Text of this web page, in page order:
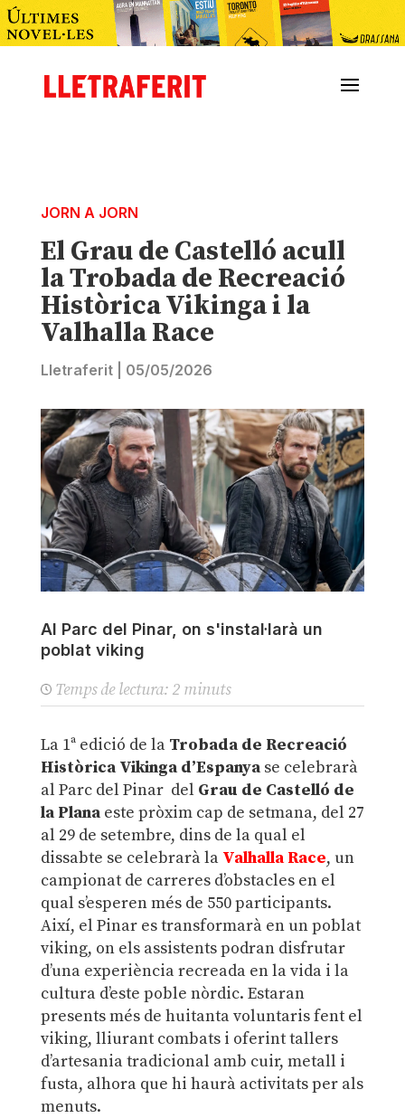
JORN A JORN
El Grau de Castelló acull
la Trobada de Recreació
Històrica Vikinga i la
Valhalla Race
Lletraferit| 05/05/2026
Al Parc del Pinar, on s'instal·larà un
poblat viking
Temps de lectura: 2 minuts
La 1ª edició de la Trobada de Recreació
Històrica Vikinga d’Espanyase celebrarà
al Parc del Pinar del Grau de Castelló de
la Planaeste pròxim cap de setmana, del 27
al 29 de setembre, dins de la qual el
dissabte se celebrarà la Valhalla Race, un
campionat de carreres d’obstacles en el
qual s’esperen més de 550 participants.
Així, el Pinar es transformarà en un poblat
viking, on els assistents podran disfrutar
d’una experiència recreada en la vida i la
cultura d’este poble nòrdic. Estaran
presents més de huitanta voluntaris fent el
viking, lliurant combats i oferint tallers
d’artesania tradicional amb cuir, metall i
fusta, alhora que hi haurà activitats per als
menuts.